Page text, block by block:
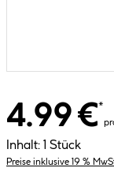
4.99 €*
Inhalt: 1 Stück
Preise inklusive 19 %